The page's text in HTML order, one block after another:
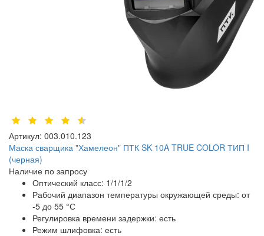
Артикул: 003.010.123
Маска сварщика "Хамелеон" ПТК SK 10A TRUE COLOR ТИП I
(черная)
Наличие по запросу
Оптический класс: 1/1/1/2
Рабочий диапазон температуры окружающей среды: от
-5 до 55 °С
Регулировка времени задержки: есть
Режим шлифовка: есть